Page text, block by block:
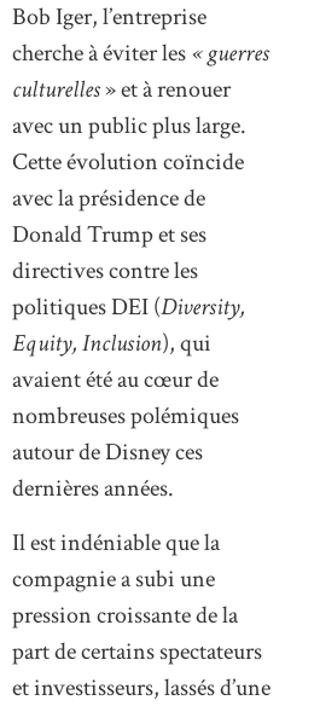
Bob Iger, l’entreprise
cherche à éviter les« guerres
culturelles» et à renouer
avec un public plus large.
Cette évolution coïncide
avec la présidence de
Donald Trump et ses
directives contre les
politiques DEI (Diversity,
Equity, Inclusion), qui
avaient été au cœur de
nombreuses polémiques
autour de Disney ces
dernières années.
Il est indéniable que la
compagnie a subi une
pression croissante de la
part de certains spectateurs
et investisseurs, lassés d’une